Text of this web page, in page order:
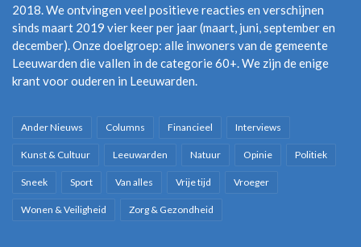
2018. We ontvingen veel positieve reacties en verschijnen
sinds maart 2019 vier keer per jaar (maart, juni, september en
december). Onze doelgroep: alle inwoners van de gemeente
Leeuwarden die vallen in de categorie 60+. We zijn de enige
krant voor ouderen in Leeuwarden.
Ander Nieuws Columns Financieel Interviews
Kunst & Cultuur Leeuwarden Natuur Opinie Politiek
Sneek Sport Van alles Vrije tijd Vroeger
Wonen & Veiligheid Zorg & Gezondheid